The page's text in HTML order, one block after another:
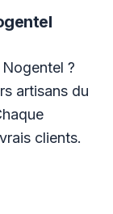
?
artisans du
clients.